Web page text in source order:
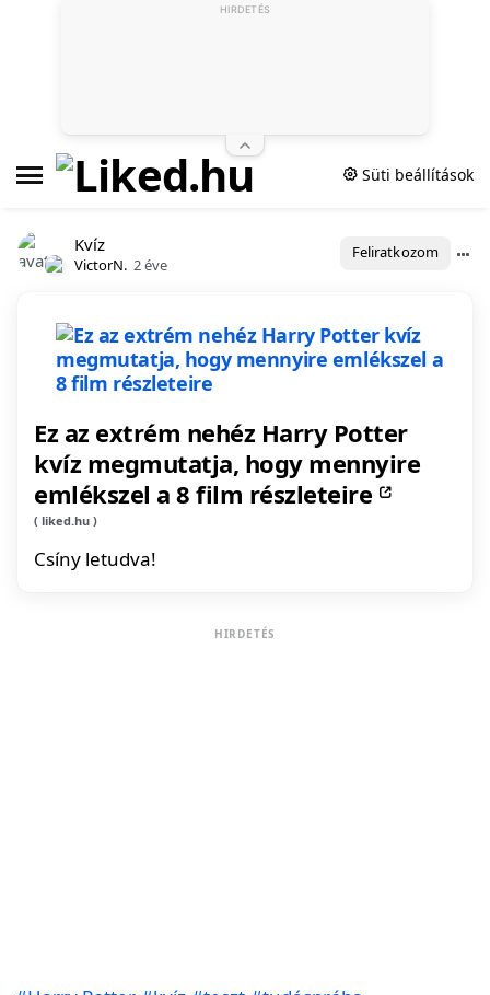
Süti beállítások
Kvíz
VictorN. 2 éve
Feliratkozom
Ez az extrém nehéz Harry Potter
kvíz megmutatja, hogy mennyire
emlékszel a 8 film részleteire
liked.hu
Csíny letudva!
HIRDETÉS
HIRDETÉS